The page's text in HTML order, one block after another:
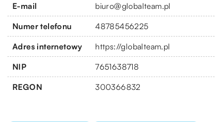
E-mail biuro@globalteam.pl
Numer telefonu 48785456225
Adres internetowy https://globalteam.pl
NIP 7651638718
REGON 300366832